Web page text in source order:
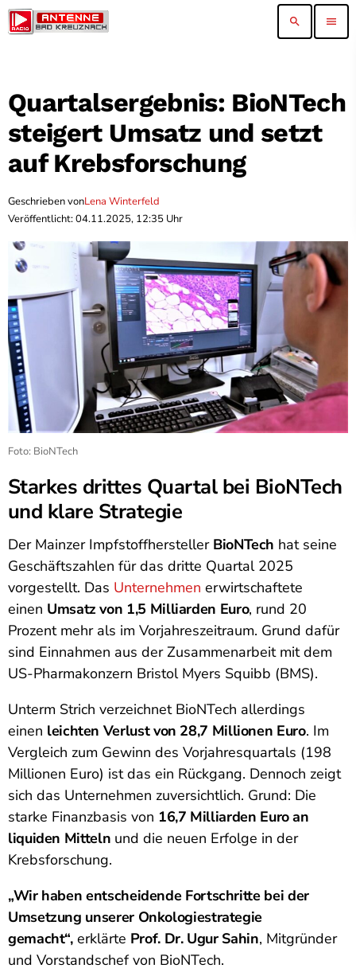
search menu
Quartalsergebnis: BioNTech
steigert Umsatz und setzt
auf Krebsforschung
Geschrieben vonLena Winterfeld
Veröffentlicht: 04.11.2025, 12:35 Uhr
Foto: BioNTech
Starkes drittes Quartal bei BioNTech
und klare Strategie
Der Mainzer Impfstoffhersteller BioNTech hat seine
Geschäftszahlen für das dritte Quartal 2025
vorgestellt. Das Unternehmen erwirtschaftete
einen Umsatz von 1,5 Milliarden Euro, rund 20
Prozent mehr als im Vorjahreszeitraum. Grund dafür
sind Einnahmen aus der Zusammenarbeit mit dem
US-Pharmakonzern Bristol Myers Squibb (BMS).
Unterm Strich verzeichnet BioNTech allerdings
einen leichten Verlust von 28,7 Millionen Euro. Im
Vergleich zum Gewinn des Vorjahresquartals (198
Millionen Euro) ist das ein Rückgang. Dennoch zeigt
sich das Unternehmen zuversichtlich. Grund: Die
starke Finanzbasis von 16,7 Milliarden Euro an
liquiden Mitteln und die neuen Erfolge in der
Krebsforschung.
„Wir haben entscheidende Fortschritte bei der
Umsetzung unserer Onkologiestrategie
gemacht“,erklärte Prof. Dr. Ugur Sahin, Mitgründer
und Vorstandschef von BioNTech.